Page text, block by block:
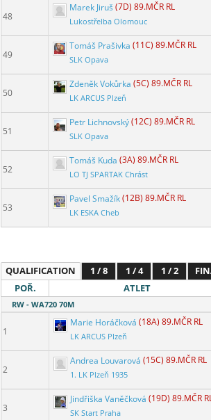
48
Marek Jiruš (7D) 89.MČR RL
Lukostřelba Olomouc
49
Tomáš Prašivka (11C) 89.MČR RL
SLK Opava
50
Zdeněk Vokůrka (5C) 89.MČR RL
LK ARCUS Plzeň
51
Petr Lichnovský(12C) 89.MČR RL
SLK Opava
52
Tomáš Kuda (3A) 89.MČR RL
LO TJ SPARTAK Chrást
53
Pavel Smažík(12B) 89.MČR RL
LK ESKA Cheb
QUALIFICATION 1 / 8 1 / 4 1 / 2
POŘ.
ATLET
RW - WA720 70M
1
Marie Horáčková (18A) 89.MČR RL
LK ARCUS Plzeň
2
Andrea Louvarová (15C) 89.MČR RL
1. LK Plzeň 1935
3
Jindřiška Vaněčková (19D) 89.MČR
SK Start Praha